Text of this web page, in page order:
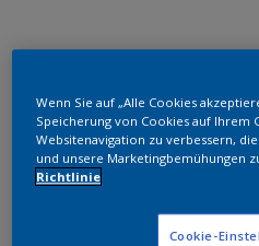
RAL 3031 HR
SG281E
Muster
Wenn Sie auf „Alle Cookies
Speicherung von Cookies auf Ihrem
Websitenavigation zu verbessern,
und unsere Marketingbemühungen
Richtlinie
Cookie-